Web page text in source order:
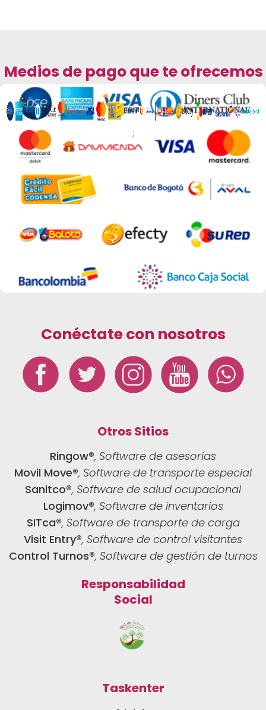
Medios de pago que te ofrecemos
;
Conéctate con nosotros
Otros Sitios
Ringow®, Software de asesorías
Movil Move®, Software de transporte especial
Sanitco®, Software de salud ocupacional
Logimov®, Software de inventarios
SITca®, Software de transporte de carga
Visit Entry®, Software de control visitantes
Control Turnos®, Software de gestión de turnos
Responsabilidad
Social
Taskenter